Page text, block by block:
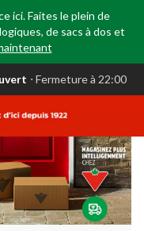
ici. Faites le plein de
de sacs à dos et
⋅ Fermeture à 22:00